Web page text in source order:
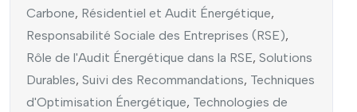
Carbone, Résidentiel et Audit Énergétique,
Responsabilité Sociale des Entreprises (RSE),
Rôle de l'Audit Énergétique dans la RSE, Solutions
Durables, Suivi des Recommandations, Techniques
d'Optimisation Énergétique, Technologies de